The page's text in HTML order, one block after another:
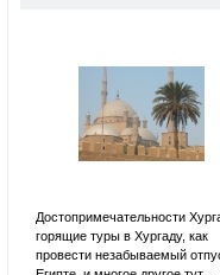
Достопримечательности
горящие туры в Хургаду, как
провести незабываемый